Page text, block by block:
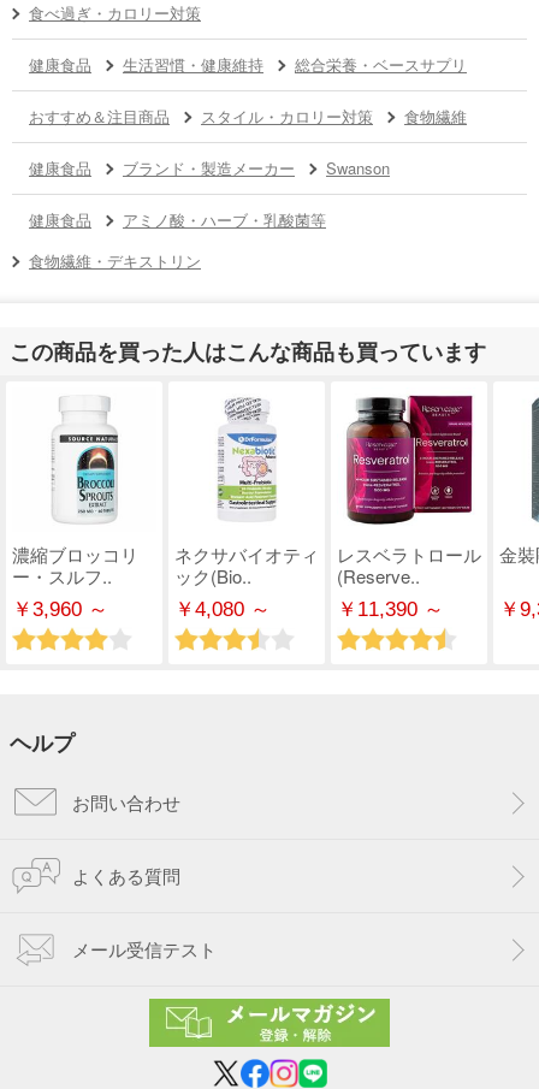
食べ過ぎ・カロリー対策
健康食品 生活習慣・健康維持 総合栄養・ベースサプリ
おすすめ＆注目商品 スタイル・カロリー対策 食物繊維
健康食品 ブランド・製造メーカー Swanson
健康食品
アミノ酸・ハーブ・乳酸菌等
食物繊維・デキストリン
この商品を買った人はこんな商品も買っています
濃縮ブロッコリ
ー・スルフ..
￥3,960 ～
ネクサバイオティ
ック(Bio..
￥4,080 ～
レスベラトロール
(Reserve..
￥11,390 ～
金
￥
ヘルプ
お問い合わせ
よくある質問
メール受信テスト